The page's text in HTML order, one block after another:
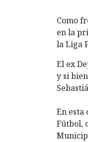
Como
en la
la Liga
El ex
y si
En esta
Fútbol,